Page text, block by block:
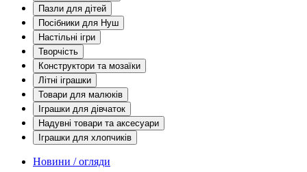
Пазли для дітей
Посібники для Нуш
Настільні ігри
Творчість
Конструктори та мозаїки
Літні іграшки
Товари для малюків
Іграшки для дівчаток
Надувні товари та аксесуари
Іграшки для хлопчиків
Новини / огляди